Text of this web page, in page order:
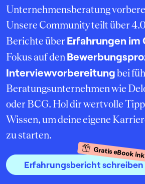
Unternehmensberatung
Unsere Community teilt über
Berichte überErfahrungen im
Fokus auf den
Interviewvorbereitungbei
Beratungsunternehmen wie
oder BCG. Hol dir wertvolle
Wissen, um deine eigene
zu starten.
Erfahrungsbericht schreiben
Gratis eBook